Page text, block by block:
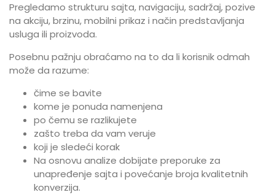
Pregledamo strukturu sajta, navigaciju, sadržaj, pozive
na akciju, brzinu, mobilni prikaz i način predstavljanja
usluga ili proizvoda.
Posebnu pažnju obraćamo na to da li korisnik odmah
može da razume:
čime se bavite
kome je ponuda namenjena
po čemu se razlikujete
zašto treba da vam veruje
koji je sledeći korak
Na osnovu analize dobijate preporuke za
unapređenje sajta i povećanje broja kvalitetnih
konverzija.